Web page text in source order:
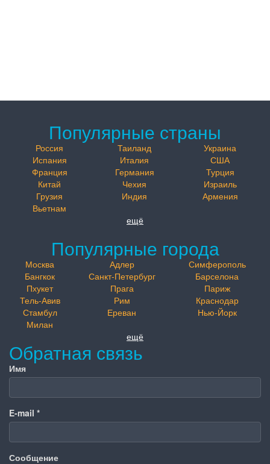
Популярные страны
Россия Таиланд
Украина
Испания
Италия
США
Франция
Германия
Турция
Китай
Чехия
Израиль
Грузия
Индия
Армения
Вьетнам
ещё
Популярные города
Москва Адлер
Симферополь
Бангкок
Санкт-Петербург
Барселона
Пхукет
Прага
Париж
Тель-Авив
Рим
Краснодар
Стамбул
Ереван
Нью-Йорк
Милан
ещё
Обратная связь
Имя
E-mail *
Сообщение